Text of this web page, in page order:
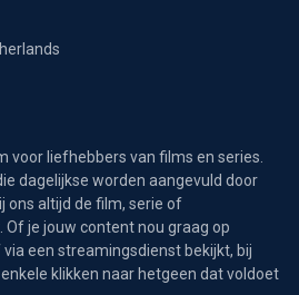
voor liefhebbers van films en series.
dagelijkse worden aangevuld door
ons altijd de film, serie of
je jouw content nou graag op
een streamingsdienst bekijkt, bij
klikken naar hetgeen dat voldoet